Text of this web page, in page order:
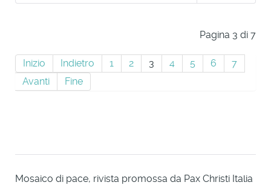
Pagina 3 di 7
Inizio Indietro 1 2 3 4 5 6
7
Avanti
Fine
Mosaico di pace, rivista promossa da Pax Christi Italia